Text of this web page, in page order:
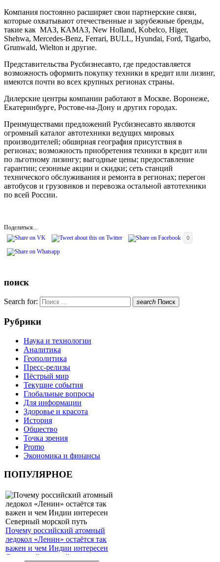
Компания постоянно расширяет свои партнерские связи,
которые охватывают отечественные и зарубежные бренды,
такие как МАЗ, КАМАЗ, New Holland, Kobelco, Higer,
Shehwa, Mercedes-Benz, Ferrari, BULL, Hyundai, Ford, Tigarbo,
Grunwald, Wielton и другие.
Представительства Русбизнесавто, где предоставляется
возможность оформить покупку техники в кредит или лизинг,
имеются почти во всех крупных регионах страны.
Дилерские центры компании работают в Москве. Воронеже,
Екатеринбурге, Ростове-на-Дону и других городах.
Преимуществами предложений Русбизнесавто являются
огромный каталог автотехники ведущих мировых
производителей; обширная география присутствия в
регионах; возможность приобретения техники в кредит или
по льготному лизингу; выгодные цены; предоставление
гарантии; сезонные акции и скидки; сеть станций
технического обслуживания и ремонта в регионах; перегон
автобусов и грузовиков и перевозка остальной автотехники
по всей России.
Поделиться...
0
поиск
Search for: search Поиск
Рубрики
Наука и технологии
Аналитика
Геополитика
Пресс-релизы
Пёстрый мир
Текущие события
Глобальные вопросы
Для информации
Здоровье и красота
История
Общество
Точка зрения
Promo
Экономика и финансы
ПОПУЛЯРНОЕ
Почему российский атомный
ледокол «Ленин» остаётся так
важен и чем Индии интересен
Северный морской путь